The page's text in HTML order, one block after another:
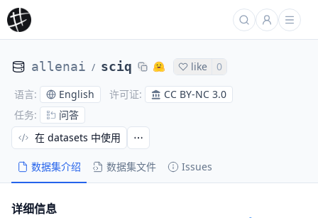
allenai / sciq like 0
语言: English 许可证:
CC BY-NC 3.0
任务: 问答
数据集介绍 数据集文件 Issues
在 datasets 中使用
详细信息